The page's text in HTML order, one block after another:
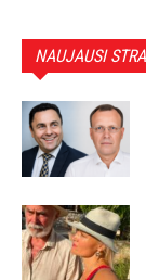
NAUJAUSI